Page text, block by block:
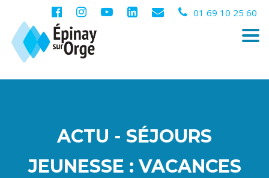
01 69 10 25 60
ACTU - SÉJOURS
JEUNESSE : VACANCES